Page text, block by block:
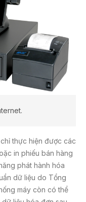
thực hiện được các
in phiếu bán hàng
phát hành hóa
dữ liệu do Tổng
máy còn có thể